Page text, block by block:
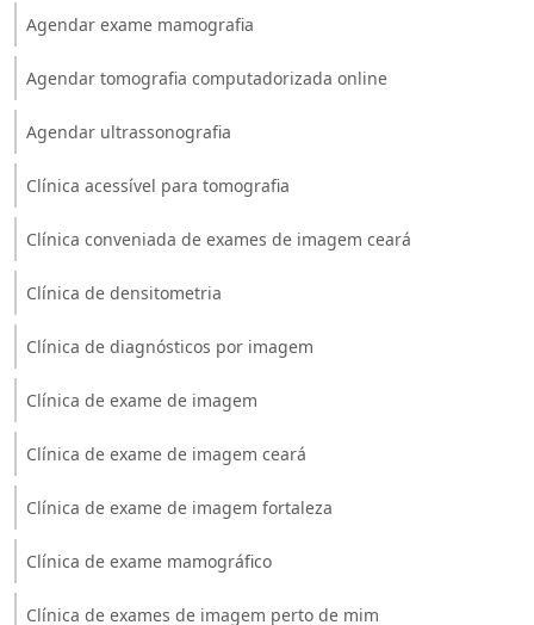
Agendar exame mamografia
Agendar tomografia computadorizada online
Agendar ultrassonografia
Clínica acessível para tomografia
Clínica conveniada de exames de imagem ceará
Clínica de densitometria
Clínica de diagnósticos por imagem
Clínica de exame de imagem
Clínica de exame de imagem ceará
Clínica de exame de imagem fortaleza
Clínica de exame mamográfico
Clínica de exames de imagem perto de mim